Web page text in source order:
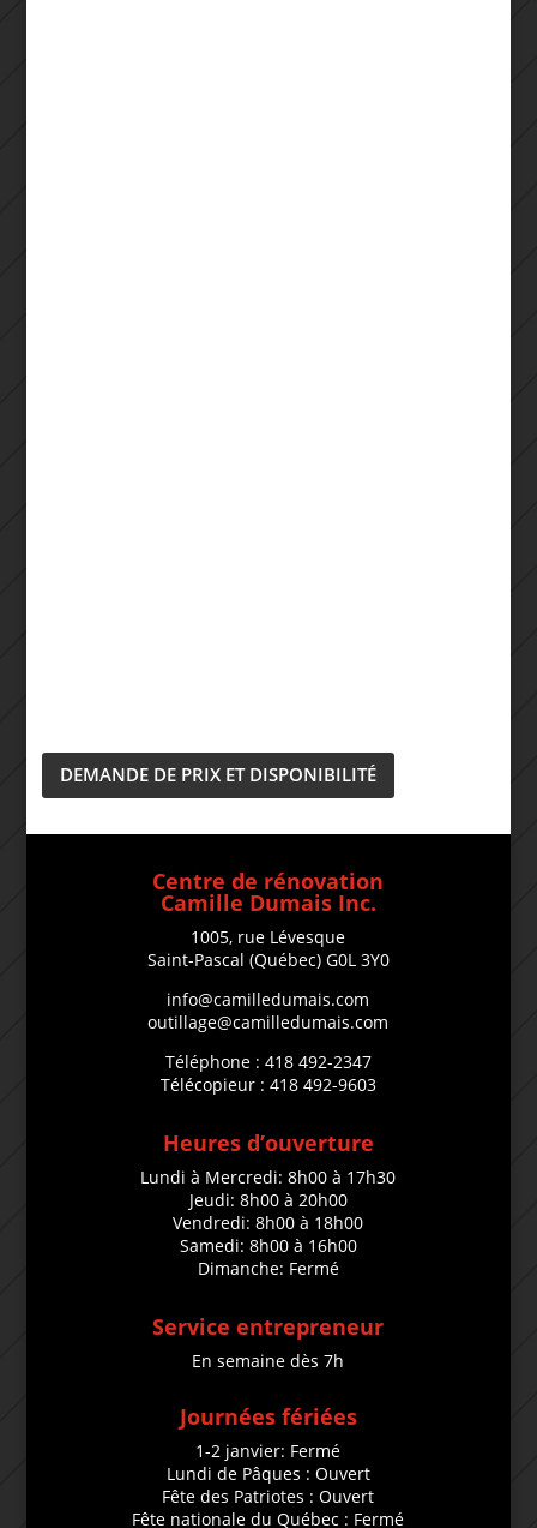
DEMANDE DE PRIX ET DISPONIBILITÉ
Centre de rénovation
Camille Dumais Inc.
1005, rue Lévesque
Saint-Pascal (Québec) G0L 3Y0
info@camilledumais.com
outillage@camilledumais.com
Téléphone : 418 492-2347
Télécopieur : 418 492-9603
Heures d’ouverture
Lundi à Mercredi: 8h00 à 17h30
Jeudi: 8h00 à 20h00
Vendredi: 8h00 à 18h00
Samedi: 8h00 à 16h00
Dimanche: Fermé
Service entrepreneur
En semaine dès 7h
Journées fériées
1-2 janvier: Fermé
Lundi de Pâques : Ouvert
Fête des Patriotes : Ouvert
Fête nationale du Québec : Fermé